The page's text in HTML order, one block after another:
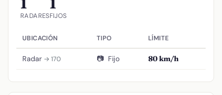
RADARESFIJOS
UBICACIÓN TIPO LÍMITE
Radar → 170 📷 Fijo 80 km/h